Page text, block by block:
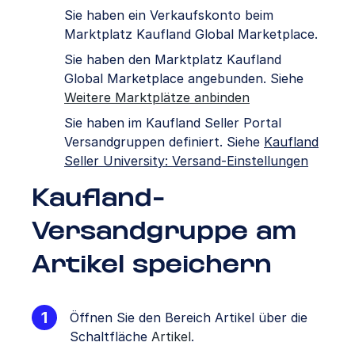
Sie haben ein Verkaufskonto beim
Marktplatz Kaufland Global Marketplace.
Sie haben den Marktplatz Kaufland
Global Marketplace angebunden. Siehe
Weitere Marktplätze anbinden
Sie haben im Kaufland Seller Portal
Versandgruppen definiert. Siehe Kaufland
Seller University: Versand-Einstellungen
Kaufland-
Versandgruppe am
Artikel speichern
Öffnen Sie den Bereich Artikel über die
Schaltfläche Artikel.